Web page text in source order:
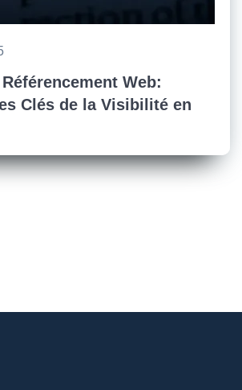
Web:
Clés de la Visibilité en